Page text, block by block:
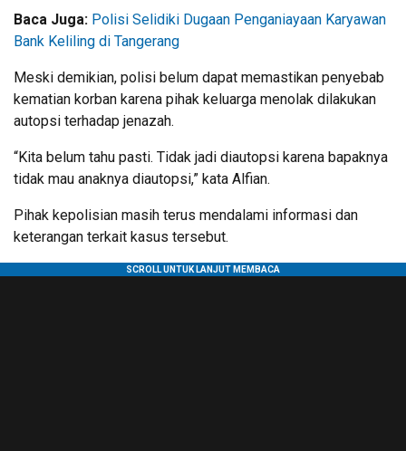
Baca Juga: Polisi Selidiki Dugaan Penganiayaan Karyawan
Bank Keliling di Tangerang
Meski demikian, polisi belum dapat memastikan penyebab
kematian korban karena pihak keluarga menolak dilakukan
autopsi terhadap jenazah.
“Kita belum tahu pasti. Tidak jadi diautopsi karena bapaknya
tidak mau anaknya diautopsi,” kata Alfian.
Pihak kepolisian masih terus mendalami informasi dan
keterangan terkait kasus tersebut.